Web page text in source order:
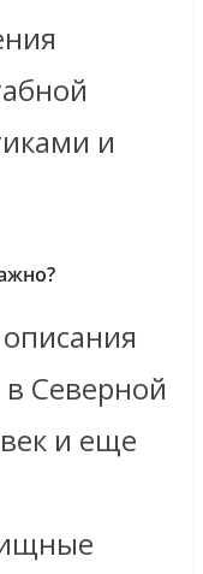
и
Северной
и еще